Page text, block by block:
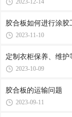
2023-12-14
胶合板如何进行涂胶
2023-11-10
定制衣柜保养、维护
2023-10-09
胶合板的运输问题
2023-09-11